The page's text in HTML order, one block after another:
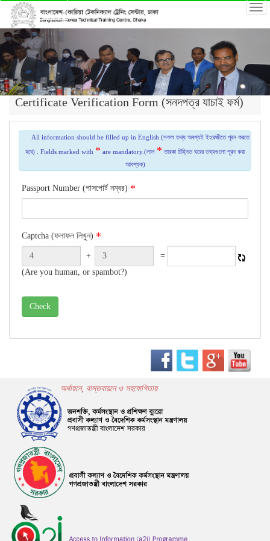
Certificate Verification Form (সনদপত্র যাচাই ফর্ম)
All information should be filled up in English (সকল তথ্য অবশ্যই ইংরেজীতে পূরন করতে
হবে) . Fields marked with * are mandatory.(লাল * তারকা চিহ্নিত ঘরের তথ্যগুলো পূরন করা
আবশ্যক)
Passport Number (পাসপোর্ট নম্বর)
Captcha (ফলাফল লিখুন)
+
=
(Are you human, or spambot?)
অর্থায়নে, বাস্তবায়নে ও সহযোগিতায়